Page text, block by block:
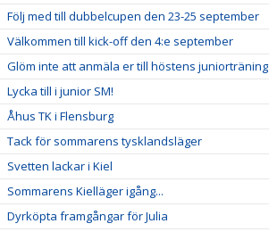
Följ med till dubbelcupen den 23-25 september
Välkommen till kick-off den 4:e september
Glöm inte att anmäla er till höstens juniorträning
Lycka till i junior SM!
Åhus TK i Flensburg
Tack för sommarens tysklandsläger
Svetten lackar i Kiel
Sommarens Kielläger igång...
Dyrköpta framgångar för Julia